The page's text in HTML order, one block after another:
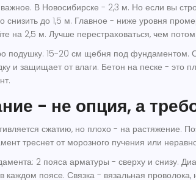
В Новосибирске - 2,3 м. Но если вы
снизить до 1,5 м. Главное - ниже уровня
на 2,5 м. Лучше перестраховаться, чем
подушку: 15-20 см щебня под фундаментом.
и защищает от влаги. Бетон на песке - это
- не опция, а
сжатию, но плохо - на растяжение.
треснет от морозного пучения или
2 пояса арматуры - сверху и снизу.
поясе. Связка - вязальная проволока,